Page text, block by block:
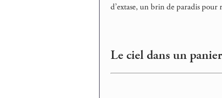
d’extase, un brin de paradis pour
Le ciel dans un panier